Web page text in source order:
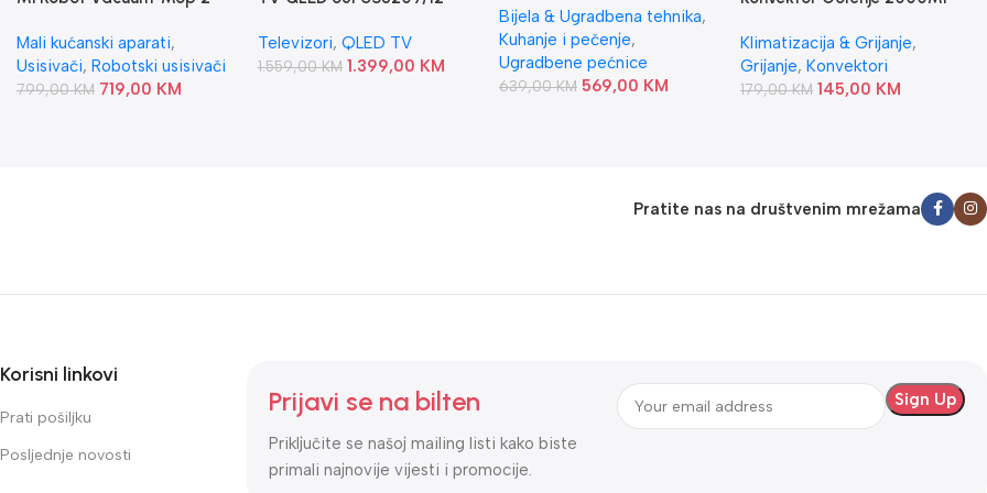
Mali kućanski aparati,
Usisivači, Robotski usisivači
799,00KM 719,00 KM
Televizori, QLED TV
1.559,00KM 1.399,00 KM
Bijela & Ugradbena tehnika,
Kuhanje i pečenje,
Ugradbene pećnice
639,00KM 569,00 KM
Klimatizacija & Grijanje,
Grijanje, Konvektori
179,00KM 145,00 KM
Pratite nas na društvenim mrežama
Korisni linkovi
Prati pošiljku
Posljednje novosti
Prijavi se na bilten
Priključite se našoj mailing listi kako biste
primali najnovije vijesti i promocije.